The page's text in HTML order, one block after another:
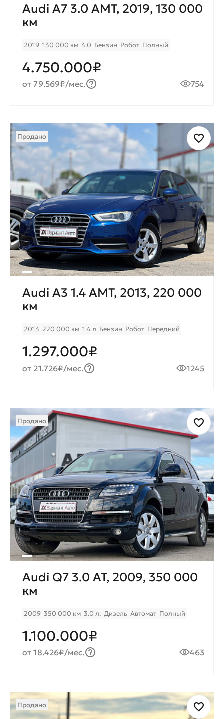
Audi A7 3.0 AMT, 2019, 130 000
км
2019 130 000 км 3.0 Бензин Робот Полный
4.750.000₽
от 79.569₽/мес. 754
Продано
Audi A3 1.4 AMT, 2013, 220 000
км
2013 220 000 км 1.4 л Бензин Робот Передний
1.297.000₽
от 21.726₽/мес. 1245
Продано
Audi Q7 3.0 AT, 2009, 350 000
км
2009 350 000 км 3.0 л. Дизель Автомат Полный
1.100.000₽
от 18.426₽/мес. 463
Продано